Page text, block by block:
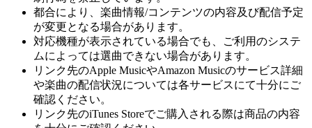
都合により、楽曲情報/コンテンツの内容及び配信予定
が変更となる場合があります。
対応機種が表示されている場合でも、ご利用のシステ
ムによっては選曲できない場合があります。
リンク先のApple MusicやAmazon Musicのサービス詳細
や楽曲の配信状況については各サービスにて十分にご
確認ください。
リンク先のiTunes Storeでご購入される際は商品の内容